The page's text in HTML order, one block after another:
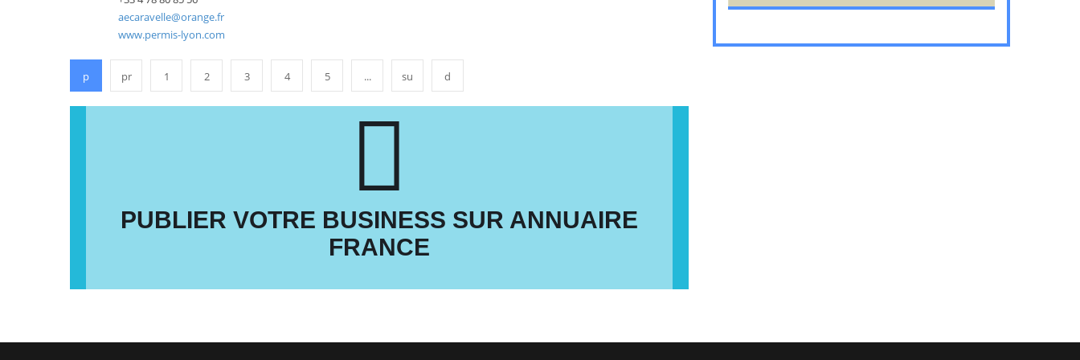
aecaravelle@orange.fr
www.permis-lyon.com
p pr 1 2 3 4 5 ... su d
PUBLIER VOTRE BUSINESS SUR ANNUAIRE
FRANCE